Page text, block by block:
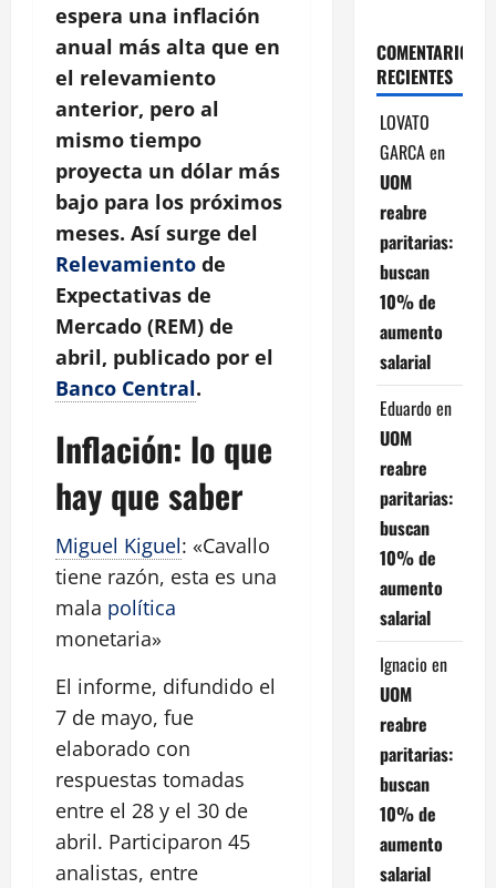
espera una inflación
anual más alta que en
el relevamiento
anterior, pero al
mismo tiempo
proyecta un dólar más
bajo para los próximos
meses. Así surge del
Relevamiento de
Expectativas de
Mercado (REM) de
abril, publicado por el
Banco Central.
Inflación: lo que
hay que saber
Miguel Kiguel: «Cavallo
tiene razón, esta es una
mala política
monetaria»
El informe, difundido el
7 de mayo, fue
elaborado con
respuestas tomadas
entre el 28 y el 30 de
abril. Participaron 45
analistas, entre
COMENTARIOS
RECIENTES
LOVATO
GARCAen
UOM
reabre
paritarias:
buscan
10% de
aumento
salarial
Eduardo en
UOM
reabre
paritarias:
buscan
10% de
aumento
salarial
Ignacio en
UOM
reabre
paritarias:
buscan
10% de
aumento
salarial